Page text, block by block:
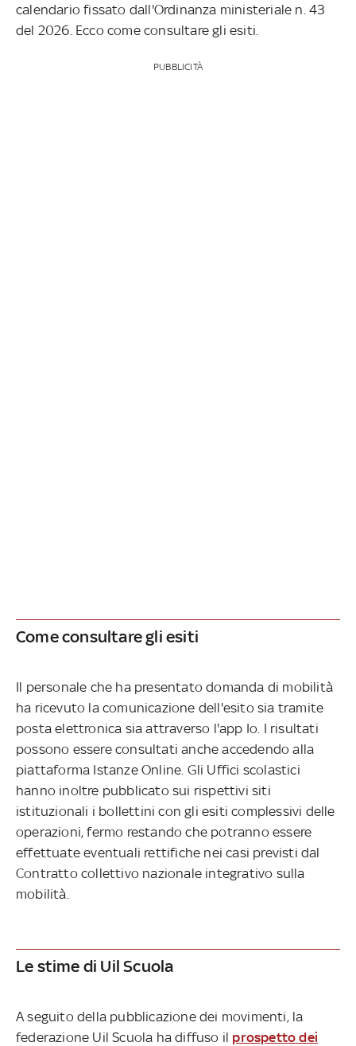
calendario fissato dall'Ordinanza ministeriale n. 43
del 2026. Ecco come consultare gli esiti.
PUBBLICITÀ
Come consultare gli esiti
Il personale che ha presentato domanda di mobilità
ha ricevuto la comunicazione dell'esito sia tramite
posta elettronica sia attraverso l'app Io. I risultati
possono essere consultati anche accedendo alla
piattaforma Istanze Online. Gli Uffici scolastici
hanno inoltre pubblicato sui rispettivi siti
istituzionali i bollettini con gli esiti complessivi delle
operazioni, fermo restando che potranno essere
effettuate eventuali rettifiche nei casi previsti dal
Contratto collettivo nazionale integrativo sulla
mobilità.
Le stime di Uil Scuola
A seguito della pubblicazione dei movimenti, la
federazione Uil Scuola ha diffuso il prospetto dei